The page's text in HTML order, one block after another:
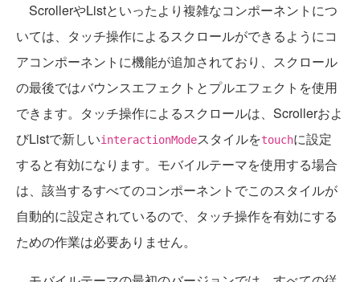
ScrollerやListといったより複雑なコンポーネントにつ
いては、タッチ操作によるスクロールができるようにコ
アコンポーネントに機能が追加されており、スクロール
の最後ではバウンスエフェクトとプルエフェクトを使用
できます。タッチ操作によるスクロールは、Scrollerおよ
びListで新しいinteractionModeスタイルをtouchに設定
すると有効になります。モバイルテーマを使用する場合
は、該当するすべてのコンポーネントでこのスタイルが
自動的に設定されているので、タッチ操作を有効にする
ための作業は必要ありません。